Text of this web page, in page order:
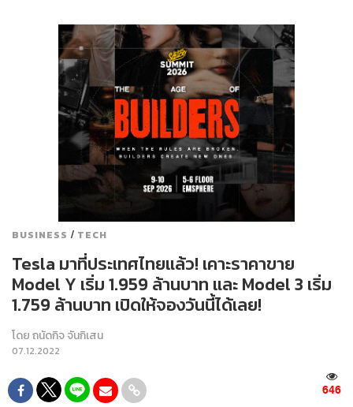
BUSINESS / TECH
Tesla มาที่ประเทศไทยแล้ว! เคาะราคาขาย
Model Y เริ่ม 1.959 ล้านบาท และ Model 3 เริ่ม
1.759 ล้านบาท เปิดให้จองวันนี้ได้เลย!
โดยถนัดกิจ จันกิเสน
07.12.2022
646